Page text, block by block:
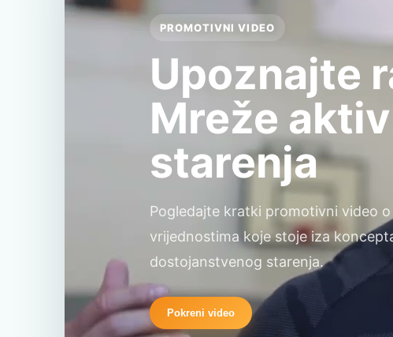
PROMOTIVNI VIDEO
Upoznajte
Mreže
starenja
Pogledajte kratki promotivni video
vrijednostima koje stoje iza
dostojanstvenog starenja.
Pokreni video